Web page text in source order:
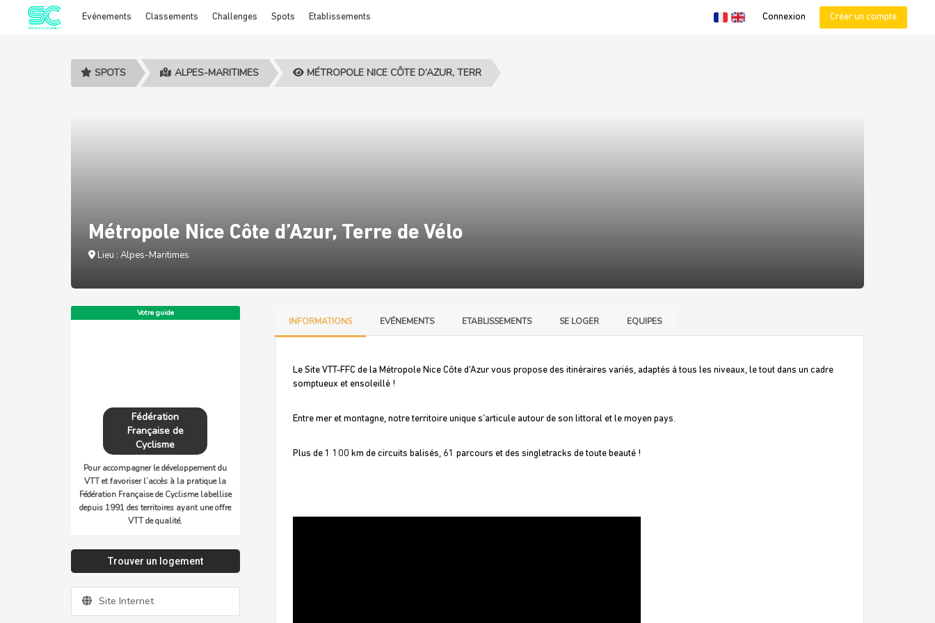
Evénements Classements Challenges Spots Etablissements Connexion Créer un compte
SPOTS ALPES-MARITIMES MÉTROPOLE NICE CÔTE D’AZUR, TERR
Métropole Nice Côte d’Azur, Terre de Vélo
Lieu : Alpes-Maritimes
Votre guide
Fédération
Française de
Cyclisme
Pour accompagner le développement du
VTT et favoriser l’accès à la pratique la
Fédération Française de Cyclisme labellise
depuis 1991 des territoires ayant une offre
VTT de qualité.
Trouver un logement
Site Internet
INFORMATIONS EVÉNEMENTS ETABLISSEMENTS SE LOGER EQUIPES
Le Site VTT-FFC de la Métropole Nice Côte d’Azur vous propose des itinéraires variés, adaptés à tous les niveaux, le tout dans un cadre
somptueux et ensoleillé !
Entre mer et montagne, notre territoire unique s’articule autour de son littoral et le moyen pays.
Plus de 1 100 km de circuits balisés, 61 parcours et des singletracks de toute beauté !